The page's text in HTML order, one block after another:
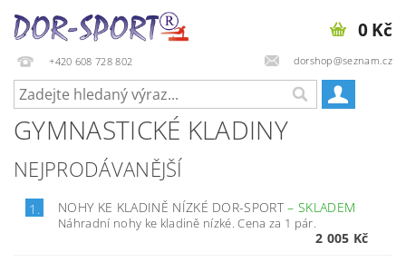
+420 608 728 802 dorshop@seznam.cz
0 Kč
GYMNASTICKÉ KLADINY
NEJPRODÁVANĚJŠÍ
1. NOHY KE KLADINĚ NÍZKÉ DOR-SPORT–SKLADEM
Náhradní nohy ke kladině nízké. Cena za 1 pár.
2 005 Kč